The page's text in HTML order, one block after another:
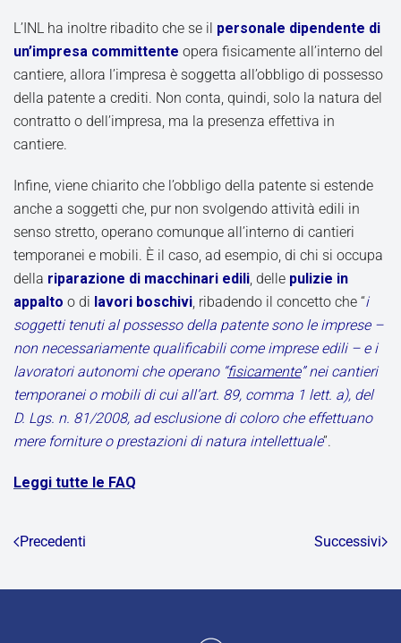
L’INL ha inoltre ribadito che se il personale dipendente di
un’impresa committente opera fisicamente all’interno del
cantiere, allora l’impresa è soggetta all’obbligo di possesso
della patente a crediti. Non conta, quindi, solo la natura del
contratto o dell’impresa, ma la presenza effettiva in
cantiere.
Infine, viene chiarito che l’obbligo della patente si estende
anche a soggetti che, pur non svolgendo attività edili in
senso stretto, operano comunque all’interno di cantieri
temporanei e mobili. È il caso, ad esempio, di chi si occupa
della riparazione di macchinari edili, delle pulizie in
appalto o di lavori boschivi, ribadendo il concetto che “i
soggetti tenuti al possesso della patente sono le imprese –
non necessariamente qualificabili come imprese edili – e i
lavoratori autonomi che operano “fisicamente” nei cantieri
temporanei o mobili di cui all’art. 89, comma 1 lett. a), del
D. Lgs. n. 81/2008, ad esclusione di coloro che effettuano
mere forniture o prestazioni di natura intellettuale”.
Leggi tutte le FAQ
Precedenti Successivi